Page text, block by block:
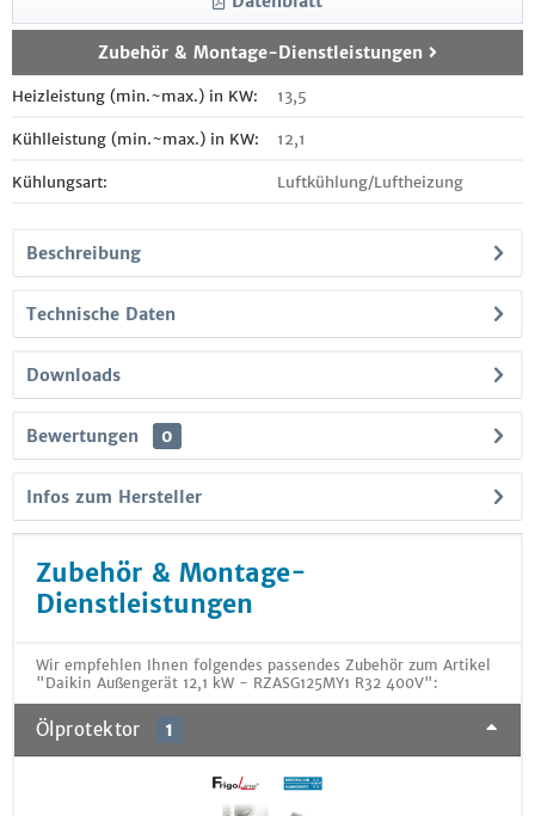
Zubehör & Montage-Dienstleistungen
Heizleistung (min.~max.) in KW: 13,5
Kühlleistung (min.~max.) in KW: 12,1
Kühlungsart: Luftkühlung/Luftheizung
Beschreibung
Technische Daten
Downloads
Bewertungen 0
Infos zum Hersteller
Zubehör & Montage-
Dienstleistungen
Wir empfehlen Ihnen folgendes passendes Zubehör zum Artikel
"Daikin Außengerät 12,1 kW - RZASG125MY1 R32 400V":
Ölprotektor 1